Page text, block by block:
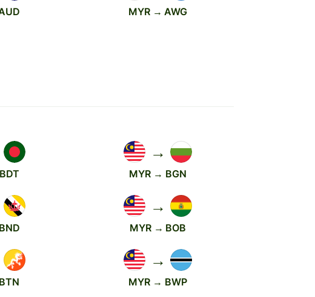
MYR → AWG
→
MYR → BGN
→
MYR → BOB
→
MYR → BWP